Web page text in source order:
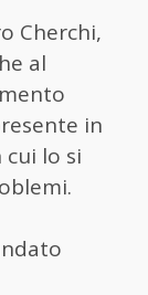
Cherchi,
al
in
lo si